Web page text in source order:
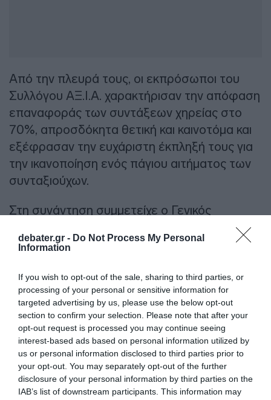
debater.gr - Do Not Process My Personal
Information
If you wish to opt-out of the sale, sharing to third parties, or
processing of your personal or sensitive information for
targeted advertising by us, please use the below opt-out
section to confirm your selection. Please note that after your
opt-out request is processed you may continue seeing
interest-based ads based on personal information utilized by
us or personal information disclosed to third parties prior to
your opt-out. You may separately opt-out of the further
disclosure of your personal information by third parties on the
IAB’s list of downstream participants. This information may
Από την πλευρά τους, οι εκπρόσωποι του
Συλλόγου ΑΞ.Ι.Α. χαρακτήρισαν την απόφαση
επαναφοράς των συντάξεων χηρείας στο
70%, απροσδόκητα θετική και καινοτόμα και
εξέφρασαν την ευχάριστη έκπληξή τους για
την ικανοποίηση ενός πάγιου αιτήματος των
συνταξιούχων.
Στη συνάντηση συμμετείχε ο Γενικός
Κωνσταντίνος Τσαγκαρόπουλος, η Πρόεδρος
Γραμματέας Λαμπρινή Σαμαρά και τα μέλη
του Συλλόγου, Διονυσία Παπαχριστοπούλου,
Καράμπελα Αλεξάνδρα και Παλαιολόγου
Ιωάννα.
ΔΙΑΦΗΜΙΣΗ